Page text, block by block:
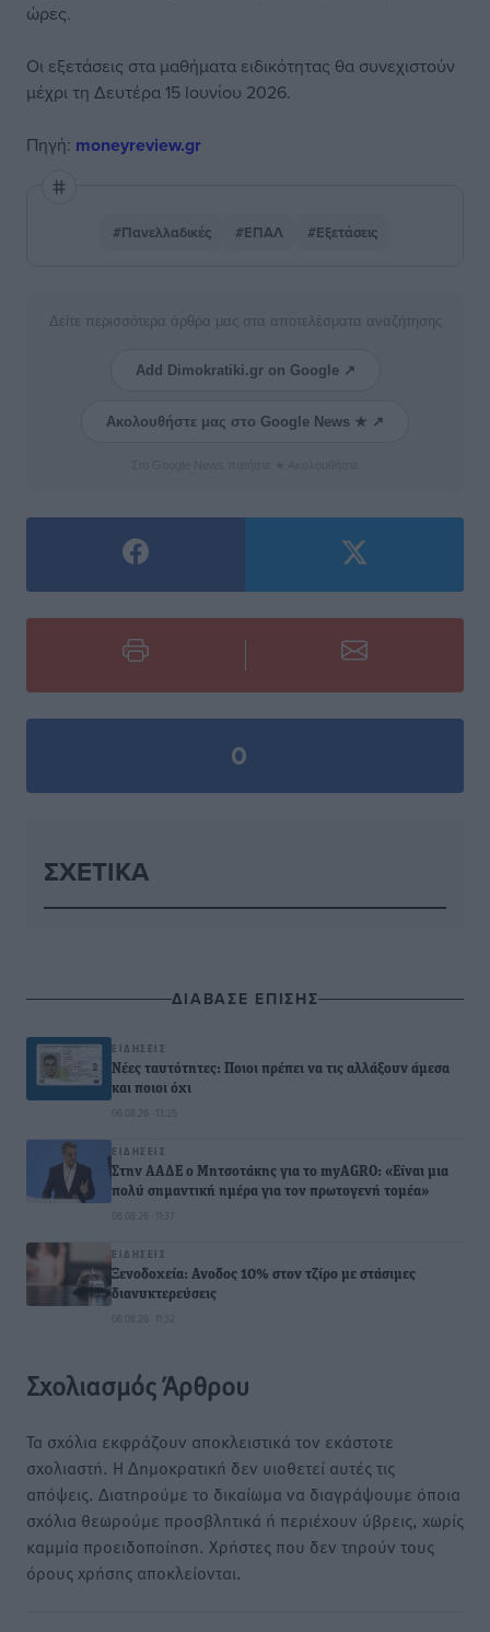
ώρες.
Οι εξετάσεις στα μαθήματα ειδικότητας θα συνεχιστούν
μέχρι τη Δευτέρα 15 Ιουνίου 2026.
Πηγή: moneyreview.gr
#Πανελλαδικές #ΕΠΑΛ #Εξετάσεις
Δείτε περισσότερα άρθρα μας στα αποτελέσματα αναζήτησης
Add Dimokratiki.gr on Google ↗
Ακολουθήστε μας στο Google News ★ ↗
0
ΣΧΕΤΙΚΆ
ΔΙΑΒΑΣΕ ΕΠΙΣΗΣ
ΕΙΔΉΣΕΙΣ
Νέες ταυτότητες: Ποιοι πρέπει να τις αλλάξουν άμεσα
και ποιοι όχι
06.08.26 · 13:25
ΕΙΔΉΣΕΙΣ
Στην ΑΑΔΕ ο Μητσοτάκης για το myAGRO: «Είναι μια
πολύ σημαντική ημέρα για τον πρωτογενή τομέα»
06.08.26 · 11:37
ΕΙΔΉΣΕΙΣ
Ξενοδοχεία: Ανοδος 10% στον τζίρο με στάσιμες
διανυκτερεύσεις
06.08.26 · 11:32
Σχολιασμός Άρθρου
Τα σχόλια εκφράζουν αποκλειστικά τον εκάστοτε
σχολιαστή. Η Δημοκρατική δεν υιοθετεί αυτές τις
απόψεις. Διατηρούμε το δικαίωμα να διαγράψουμε όποια
σχόλια θεωρούμε προσβλητικά ή περιέχουν ύβρεις, χωρίς
καμμία προειδοποίηση. Χρήστες που δεν τηρούν τους
όρους χρήσης αποκλείονται.